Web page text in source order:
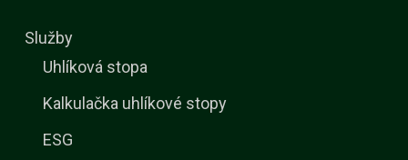
Služby
Uhlíková stopa
Kalkulačka uhlíkové stopy
ESG